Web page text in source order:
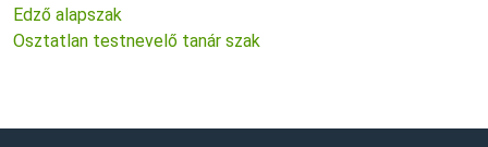
Edző alapszak
Osztatlan testnevelő tanár szak